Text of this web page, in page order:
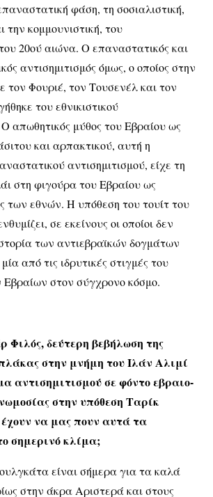
φάση, τη σοσιαλιστική,
την κομμουνιστική, του
20ού αιώνα. Ο επαναστατικός και
αντισημιτισμός όμως, ο οποίος στην
τον Φουριέ, τον Τουσενέλ και τον
του εθνικιστικού
Ο απωθητικός μύθος του Εβραίου ως
και αρπακτικού, αυτή η
αντισημιτισμού, είχε τη
στη φιγούρα του Εβραίου ως
των εθνών. Η υπόθεση του τουίτ του
σε εκείνους οι οποίοι δεν
των αντιεβραϊκών δογμάτων
από τις ιδρυτικές στιγμές του
Εβραίων στον σύγχρονο κόσμο.
Φιλός, δεύτερη βεβήλωση της
στην μνήμη του Ιλάν Αλιμί
αντισημιτισμού σε φόντο εβραιο-
στην υπόθεση Ταρίκ
να μας πουν αυτά τα
σημερινό κλίμα;
είναι σήμερα για τα καλά
στην άκρα Αριστερά και στους